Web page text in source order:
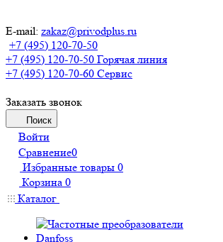
E-mail: zakaz@privodplus.ru
+7 (495) 120-70-50
+7 (495) 120-70-50 Горячая линия
+7 (495) 120-70-60 Сервис
Заказать звонок
Поиск
Войти
Сравнение0
Избранные товары 0
Корзина 0
Каталог